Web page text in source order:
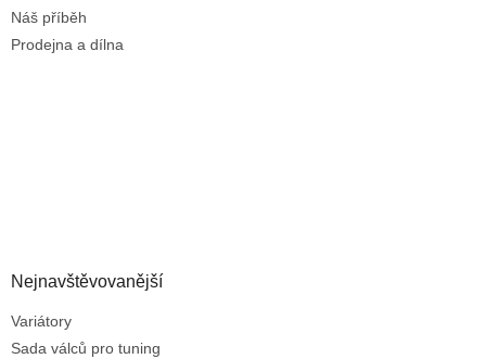
Náš příběh
Prodejna a dílna
Nejnavštěvovanější
Variátory
Sada válců pro tuning